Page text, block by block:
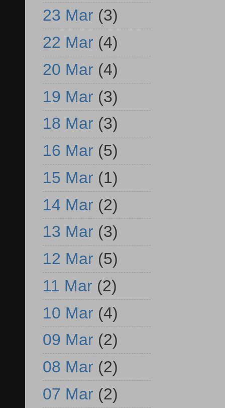
23 Mar (3)
22 Mar (4)
20 Mar (4)
19 Mar (3)
18 Mar (3)
16 Mar (5)
15 Mar (1)
14 Mar (2)
13 Mar (3)
12 Mar (5)
11 Mar (2)
10 Mar (4)
09 Mar (2)
08 Mar (2)
07 Mar (2)